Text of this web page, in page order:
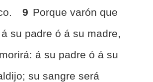
9 Porque varón que
su padre ó á su madre,
á su padre ó á su
su sangre será